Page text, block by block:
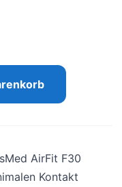
AirFit F30
Kontakt